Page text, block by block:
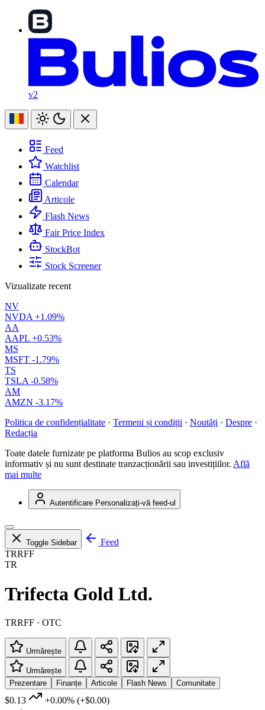
v2
Feed
Watchlist
Calendar
Articole
Flash News
Fair Price Index
StockBot
Stock Screener
Vizualizate recent
NV
NVDA +1.09%
AA
AAPL +0.53%
MS
MSFT -1.79%
TS
TSLA -0.58%
AM
AMZN -3.17%
Politica de confidențialitate · Termeni și condiții · Noutăți · Despre ·
Redacția
Toate datele furnizate pe platforma Bulios au scop exclusiv
informativ și nu sunt destinate tranzacționării sau investițiilor. Află
mai multe
Autentificare Personalizați-vă feed-ul
Toggle Sidebar
Feed
TRRFF
TR
Trifecta Gold Ltd.
TRRFF · OTC
Urmărește
Urmărește
Prezentare
Finanțe Articole Flash News Comunitate
$0.13 +0.00% (+$0.00)